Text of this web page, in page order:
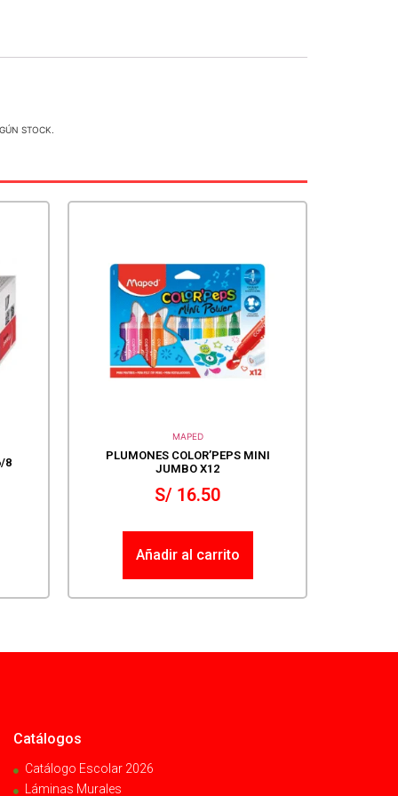
STOCK.
8
MAPED
PLUMONES COLOR’PEPS MINI
JUMBO X12
S/ 16.50
Añadir al carrito
Catálogos
Catálogo Escolar 2026
Láminas Murales